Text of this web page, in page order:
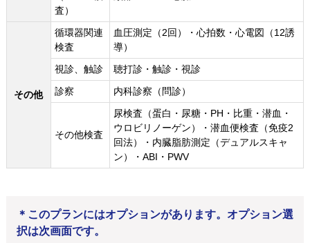
査）
その他
循環器関連
検査
血圧測定（2回）・心拍数・心電図（12誘
導）
視診、触診
聴打診・触診・視診
診察
内科診察（問診）
その他検査
尿検査（蛋白・尿糖・PH・比重・潜血・
ウロビリノーゲン）・潜血便検査（免疫2
回法）・内臓脂肪測定（デュアルスキャ
ン）・ABI・PWV
＊このプランにはオプションがあります。オプション選
択は次画面です。